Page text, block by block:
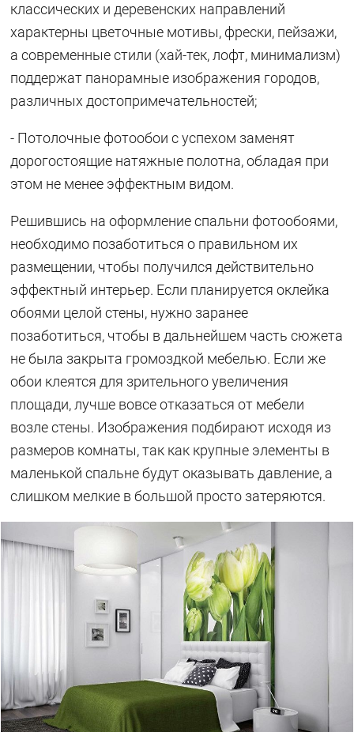
классических и деревенских направлений
характерны цветочные мотивы, фрески, пейзажи,
а современные стили (хай-тек, лофт, минимализм)
поддержат панорамные изображения городов,
различных достопримечательностей;
- Потолочные фотообои с успехом заменят
дорогостоящие натяжные полотна, обладая при
этом не менее эффектным видом.
Решившись на оформление спальни фотообоями,
необходимо позаботиться о правильном их
размещении, чтобы получился действительно
эффектный интерьер. Если планируется оклейка
обоями целой стены, нужно заранее
позаботиться, чтобы в дальнейшем часть сюжета
не была закрыта громоздкой мебелью. Если же
обои клеятся для зрительного увеличения
площади, лучше вовсе отказаться от мебели
возле стены. Изображения подбирают исходя из
размеров комнаты, так как крупные элементы в
маленькой спальне будут оказывать давление, а
слишком мелкие в большой просто затеряются.